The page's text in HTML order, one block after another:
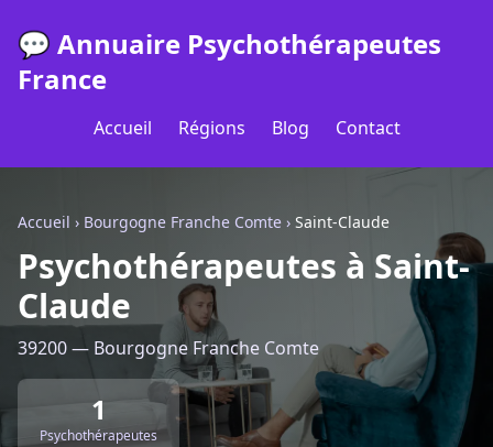
💬 Annuaire Psychothérapeutes
France
Accueil Régions Blog Contact
Accueil › Bourgogne Franche Comte › Saint-Claude
Psychothérapeutes à Saint-
Claude
39200 — Bourgogne Franche Comte
1
Psychothérapeutes